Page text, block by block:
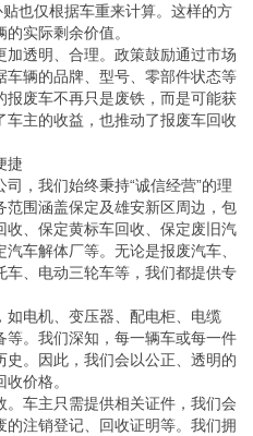
也仅根据车重来计算。这样的方
实际剩余价值。
透明、合理。政策鼓励通过市场
辆的品牌、型号、零部件状态等
报废车不再只是废铁，而是可能获
主的收益，也推动了报废车回收
捷
，我们始终秉持“诚信经营”的理
围涵盖保定及雄安新区周边，包
、保定黄标车回收、保定废旧汽
车解体厂等。无论是报废汽车、
车、电动三轮车等，我们都提供专
如电机、变压器、配电柜、电缆
。我们深知，每一辆车或每一件
。因此，我们会以公正、透明的
价格。
车主只需提供相关证件，我们会
注销登记、回收证明等。我们拥